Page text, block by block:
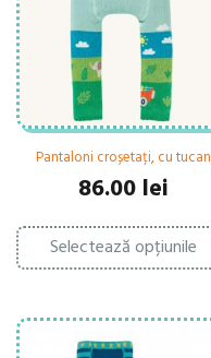
Pantaloni croșetați, cu tucan
86.00 lei
Selectează opțiunile